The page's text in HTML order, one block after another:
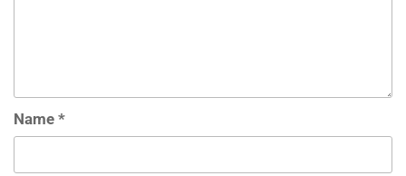
Name *